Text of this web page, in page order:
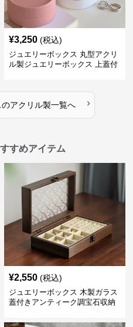
¥3,250 (税込)
ジュエリーボックス 丸型アクリ
ル製ジュエリーボックス 上蓋付
のアクリル製一覧へ ›
すめアイテム
¥2,550 (税込)
ジュエリーボックス 木製ガラス
蓋付きアンティーク調宝石収納